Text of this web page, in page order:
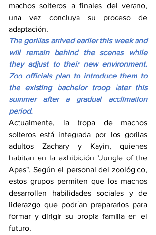
machos solteros a finales del verano,
una vez concluya su proceso de
adaptación.
The gorillas arrived earlier this week and
will remain behind the scenes while
they adjust to their new environment.
Zoo officials plan to introduce them to
the existing bachelor troop later this
summer after a gradual acclimation
period.
Actualmente, la tropa de machos
solteros está integrada por los gorilas
adultos Zachary y Kayin, quienes
habitan en la exhibición "Jungle of the
Apes". Según el personal del zoológico,
estos grupos permiten que los machos
desarrollen habilidades sociales y de
liderazgo que podrían prepararlos para
formar y dirigir su propia familia en el
futuro.